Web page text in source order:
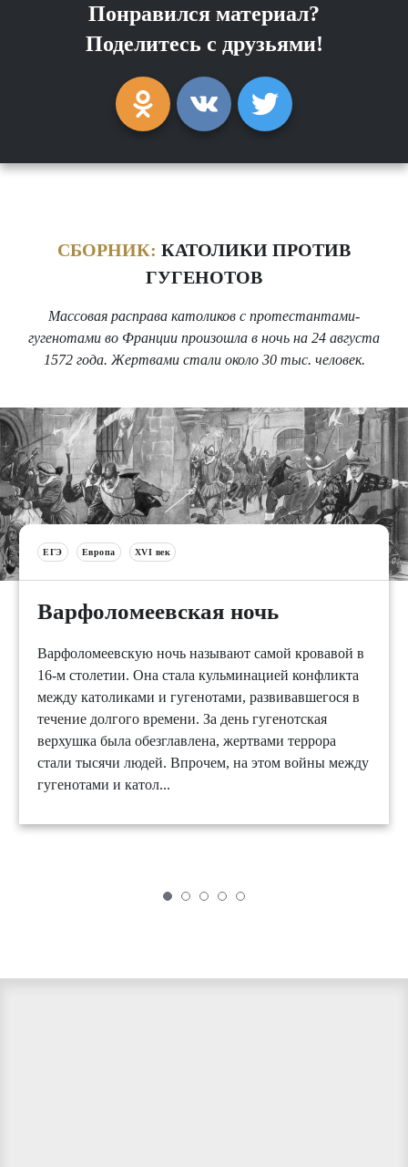
Понравился материал?
Поделитесь с друзьями!
СБОРНИК: КАТОЛИКИ ПРОТИВ
ГУГЕНОТОВ
Массовая расправа католиков с протестантами-
гугенотами во Франции произошла в ночь на 24 августа
1572 года. Жертвами стали около 30 тыс. человек.
ЕГЭ Европа XVI век
Варфоломеевская ночь
Варфоломеевскую ночь называют самой кровавой в
16-м столетии. Она стала кульминацией конфликта
между католиками и гугенотами, развивавшегося в
течение долгого времени. За день гугенотская
верхушка была обезглавлена, жертвами террора
стали тысячи людей. Впрочем, на этом войны между
гугенотами и катол...